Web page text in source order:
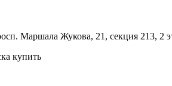
Маршала Жукова, 21, секция 213, 2